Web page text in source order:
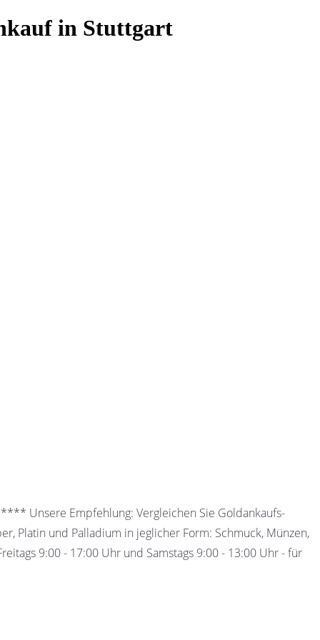
in Stuttgart
Unsere Empfehlung: Vergleichen Sie Goldankaufs-
Platin und Palladium in jeglicher Form: Schmuck, Münzen,
9:00 - 17:00 Uhr und Samstags 9:00 - 13:00 Uhr - für